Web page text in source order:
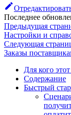
Последнее
Предыдущая
Настройки и
Следующая
Заказы
Для кого
Содержание
Быстрый